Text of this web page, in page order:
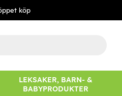
köp
LEKSAKER, BARN- &
BABYPRODUKTER